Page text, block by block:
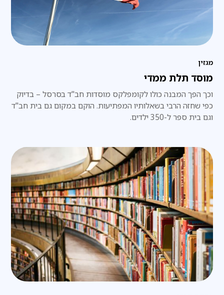
מגזין
מוסד תלת ממדי
וכך הפך המבנה כולו לקומפלקס מוסדות חב"ד בסרסל – בדיוק
כפי שחזה הרבי בשאלותיו המפתיעות. הוקם במקום גם בית חב"ד
וגם בית ספר ל-350 ילדים.